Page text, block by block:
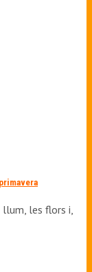
llum, les flors i,